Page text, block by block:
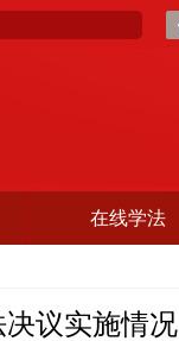
在线学法
决议实施情况